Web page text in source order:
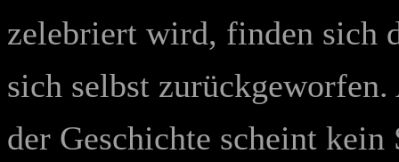
zelebriert wird, finden sich
sich selbst
der Geschichte scheint